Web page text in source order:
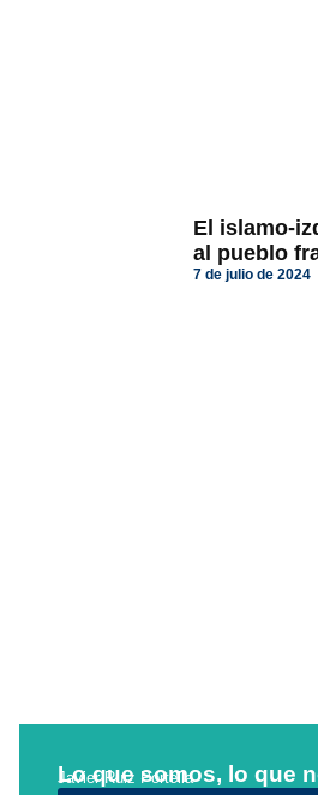
El islamo-
al pueblo
7 de julio de 2024
Lo que somos, lo que
Javier Ruiz Portella